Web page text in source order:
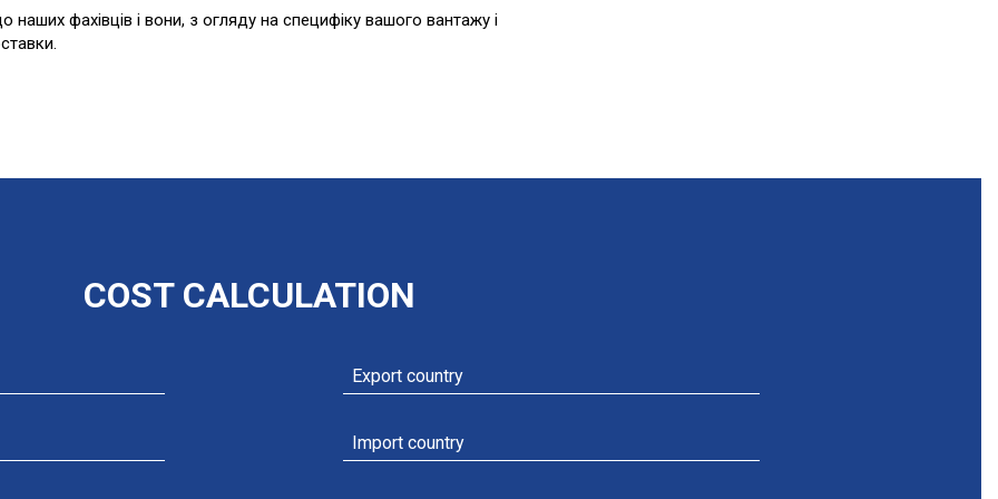
фахівців і вони, з огляду на специфіку вашого вантажу і
COST CALCULATION